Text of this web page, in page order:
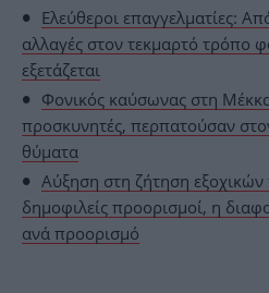
Ελεύθεροι επαγγελματίες:
αλλαγές στον τεκμαρτό τρόπο
εξετάζεται
Φονικός καύσωνας στη
προσκυνητές, περπατούσαν
θύματα
Αύξηση στη ζήτηση
δημοφιλείς προορισμοί, η
ανά προορισμό